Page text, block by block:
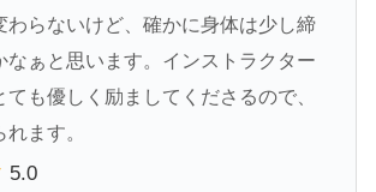
わらないけど、確かに身体は少し締
なぁと思います。インストラクター
も優しく励ましてくださるので、
ます。
5.0